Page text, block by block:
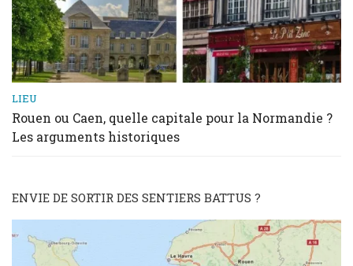
LIEU
Rouen ou Caen, quelle capitale pour la Normandie ?
Les arguments historiques
ENVIE DE SORTIR DES SENTIERS BATTUS ?